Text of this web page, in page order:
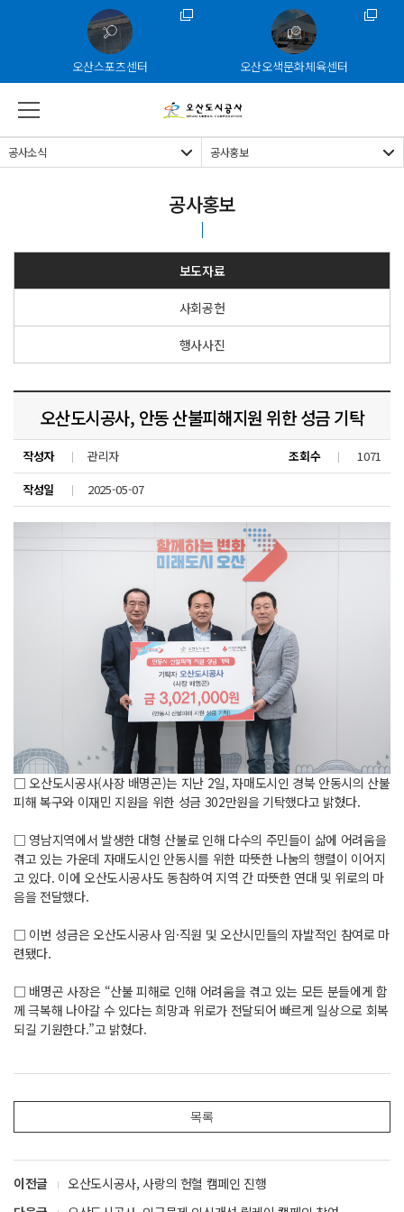
본문 바로가기
주메뉴 바로가기
하단 바로가기
오산스포츠센터 오산오색문화체육센터
공사소식 공사홍보
공사홍보
보도자료
사회공헌
행사사진
오산도시공사, 안동 산불피해지원 위한 성금 기탁
작성자 관리자 조회수
1071
작성일
2025-05-07
□ 오산도시공사(사장 배명곤)는 지난 2일, 자매도시인 경북 안동시의 산불
피해 복구와 이재민 지원을 위한 성금 302만원을 기탁했다고 밝혔다.
□ 영남지역에서 발생한 대형 산불로 인해 다수의 주민들이 삶에 어려움을
겪고 있는 가운데 자매도시인 안동시를 위한 따뜻한 나눔의 행렬이 이어지
고 있다. 이에 오산도시공사도 동참하여 지역 간 따뜻한 연대 및 위로의 마
음을 전달했다.
□ 이번 성금은 오산도시공사 임·직원 및 오산시민들의 자발적인 참여로 마
련됐다.
□ 배명곤 사장은 “산불 피해로 인해 어려움을 겪고 있는 모든 분들에게 함
께 극복해 나아갈 수 있다는 희망과 위로가 전달되어 빠르게 일상으로 회복
되길 기원한다.”고 밝혔다.
목록
이전글
오산도시공사, 사랑의 헌혈 캠페인 진행